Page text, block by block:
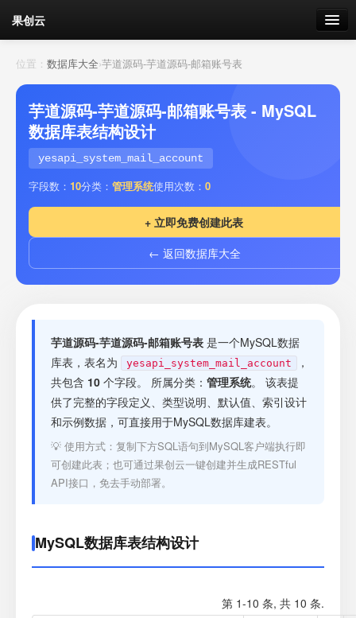
果创云
数据表单
API接口
云存储
流量 剩余接口流量
套餐
接口测试
位置： 数据库大全›芋道源码-芋道源码-邮箱账号表
芋道源码-芋道源码-邮箱账号表 - MySQL
数据库表结构设计
yesapi_system_mail_account
字段数： 10分类： 管理系统使用次数： 0
+ 立即免费创建此表
← 返回数据库大全
芋道源码-芋道源码-邮箱账号表 是一个MySQL数据
库表，表名为
yesapi_system_mail_account
，
共包含 10 个字段。 所属分类： 管理系统。 该表提
供了完整的字段定义、类型说明、默认值、索引设计
和示例数据，可直接用于MySQL数据库建表。
💡 使用方式：复制下方SQL语句到MySQL客户端执行即
可创建此表；也可通过果创云一键创建并生成RESTful
API接口，免去手动部署。
MySQL数据库表结构设计
第 1-10 条, 共 10 条.